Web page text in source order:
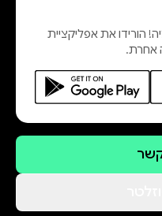
הורידו את אפליקציית
אחרת.